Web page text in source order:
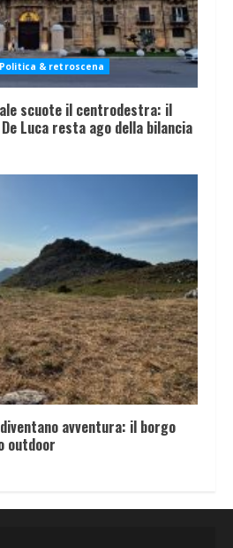
Politica & retroscena
scuote il centrodestra: il
Luca resta ago della bilancia
avventura: il borgo
outdoor